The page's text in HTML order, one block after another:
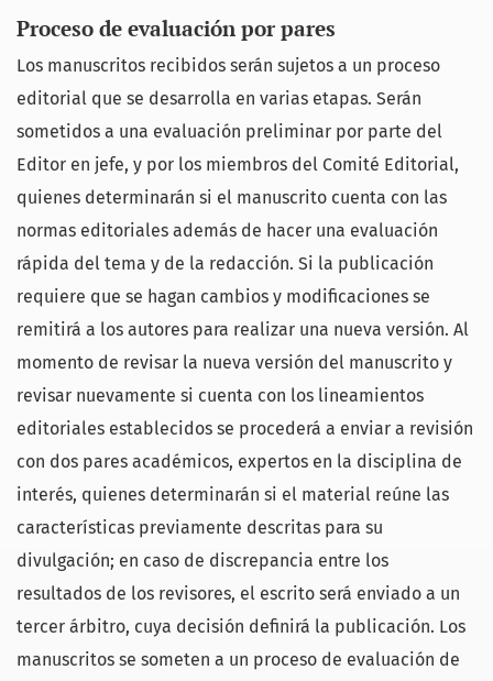
Proceso de evaluación por pares
Los manuscritos recibidos serán sujetos a un proceso
editorial que se desarrolla en varias etapas. Serán
sometidos a una evaluación preliminar por parte del
Editor en jefe, y por los miembros del Comité Editorial,
quienes determinarán si el manuscrito cuenta con las
normas editoriales además de hacer una evaluación
rápida del tema y de la redacción. Si la publicación
requiere que se hagan cambios y modificaciones se
remitirá a los autores para realizar una nueva versión. Al
momento de revisar la nueva versión del manuscrito y
revisar nuevamente si cuenta con los lineamientos
editoriales establecidos se procederá a enviar a revisión
con dos pares académicos, expertos en la disciplina de
interés, quienes determinarán si el material reúne las
características previamente descritas para su
divulgación; en caso de discrepancia entre los
resultados de los revisores, el escrito será enviado a un
tercer árbitro, cuya decisión definirá la publicación. Los
manuscritos se someten a un proceso de evaluación de